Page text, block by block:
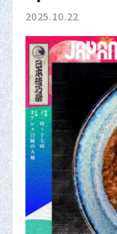
2025.10.22